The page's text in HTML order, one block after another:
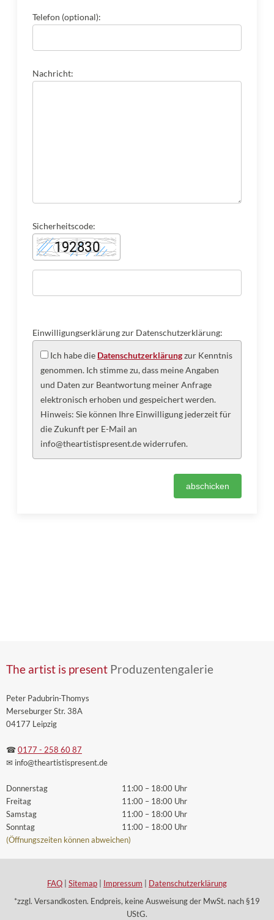
Telefon (optional):
Nachricht:
Sicherheitscode:
Einwilligungserklärung zur Datenschutzerklärung:
Ich habe die Datenschutzerklärungzur Kenntnis
genommen. Ich stimme zu, dass meine Angaben
und Daten zur Beantwortung meiner Anfrage
elektronisch erhoben und gespeichert werden.
Hinweis: Sie können Ihre Einwilligung jederzeit für
die Zukunft per E-Mail an
info@theartistispresent.de widerrufen.
The artist is present Produzentengalerie
Peter Padubrin-Thomys
Merseburger Str. 38A
04177 Leipzig
☎ 0177 - 258 60 87
✉ info@theartistispresent.de
Donnerstag
Freitag
Samstag
Sonntag
11:00 – 18:00 Uhr
11:00 – 18:00 Uhr
11:00 – 18:00 Uhr
11:00 – 18:00 Uhr
(Öffnungszeiten können abweichen)
FAQ Sitemap Impressum
Datenschutzerklärung
*zzgl. Versandkosten. Endpreis, keine Ausweisung der MwSt. nach §19
UStG.